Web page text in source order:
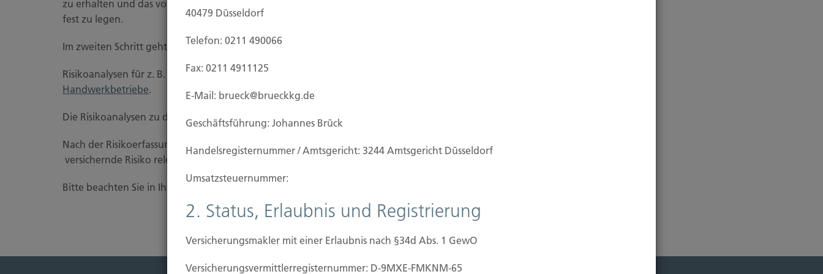
zu erhalten und das vom Unternehmer/ Entscheidungsträger gewünschte Absicherungs-Niveau
fest zu legen.
Im zweiten Schritt geht es dann in die Feinabstimmung mit den
Risikoanalysen für z. B. Inhaltsversicherung für
Handwerkbetriebe.
Die Risikoanalysen zu den weiteren Risiken gemäß Kurzanalyse
Nach der Risikoerfassung erfolgt in der Regel eine Ausschreibung bei den für das zu
versichernde Risiko relevanten Versicherern.
Bitte beachten Sie in Ihrem Betrieb die
40479 Düsseldorf
Telefon: 0211 490066
Fax: 0211 4911125
E-Mail: brueck@brueckkg.de
Geschäftsführung: Johannes Brück
Handels­registernummer / Amtsgericht: 3244 Amtsgericht Düsseldorf
Umsatzsteuer­nummer:
2. Status, Erlaubnis und Registrierung
Versicherungsmakler mit einer Erlaubnis nach §34d Abs. 1 GewO
Versicherungs­vermittler­registernummer: D-9MXE-FMKNM-65